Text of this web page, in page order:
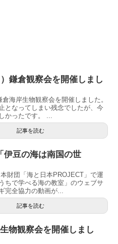
鎌倉観察会を開催しまし
海岸生物観察会を開催しました。
となってしまい残念でしたが、今
かったです。 ...
記事を読む
伊豆の海は南国の世
財団「海と日本PROJECT」で運
ちで学べる海の教室」のウェブサ
完全協力の動画が...
記事を読む
物観察会を開催しまし